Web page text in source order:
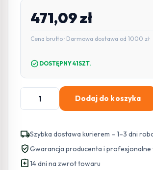
471,09zł
Cena brutto · Darmowa dostawa od 1000 zł
check_circle DOSTĘPNY 41SZT.
ilość
SATEL
ZEW.
OPAL
GY,
Dodaj do koszyka
local_shippingSzybka dostawa kurierem – 1–3 dni
verified_userGwarancja producenta i profesjonalne
assignment_return14 dni na zwrot towaru